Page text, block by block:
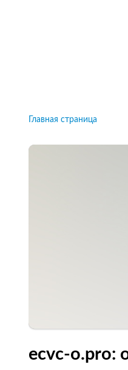
Главная страница
ecvc-o.pro: